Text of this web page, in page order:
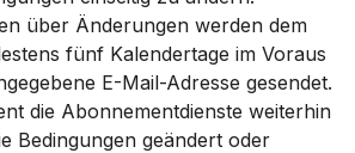
über Änderungen werden dem
fünf Kalendertage im Voraus
E-Mail-Adresse gesendet.
die Abonnementdienste weiterhin
Bedingungen geändert oder